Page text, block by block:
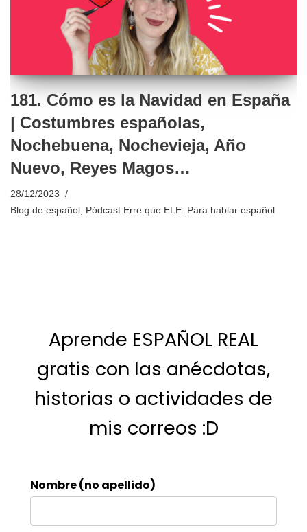
181. Cómo es la Navidad en España
| Costumbres españolas,
Nochebuena, Nochevieja, Año
Nuevo, Reyes Magos…
28/12/2023
Blog de español , Pódcast Erre que ELE: Para hablar español
Aprende ESPAÑOL REAL
gratis con las anécdotas,
historias o actividades de
mis correos :D
Nombre (no apellido)